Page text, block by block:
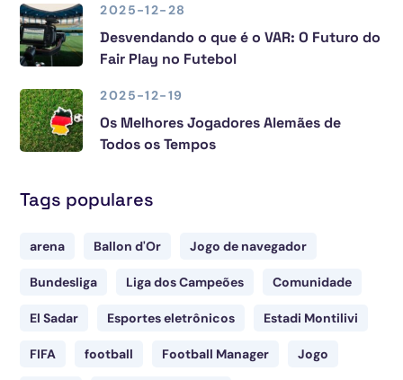
2025-12-28
Desvendando o que é o VAR: O Futuro do
Fair Play no Futebol
2025-12-19
Os Melhores Jogadores Alemães de
Todos os Tempos
Tags populares
arena Ballon d'Or Jogo de navegador
Bundesliga Liga dos Campeões Comunidade
El Sadar Esportes eletrônicos Estadi Montilivi
FIFA football Football Manager Jogo